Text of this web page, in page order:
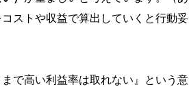
ストや収益で算出していくと行動妥
で高い利益率は取れない』という意